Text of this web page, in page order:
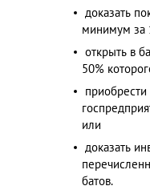
доказать
минимум за
открыть в
50%
или
доказать
батов.